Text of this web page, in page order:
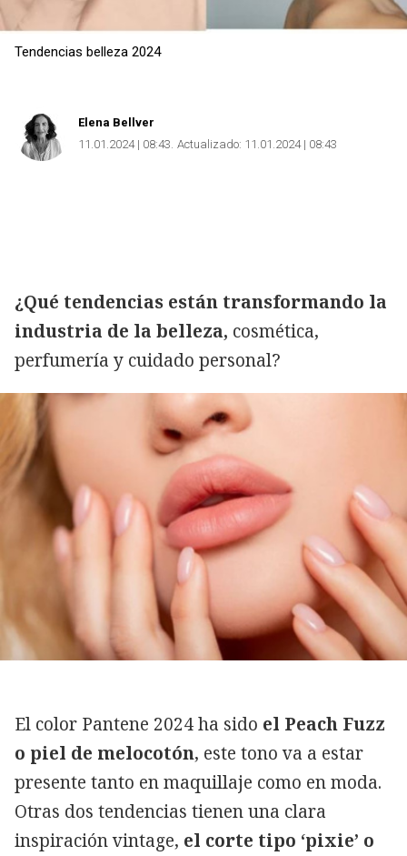
Copiar
Tendencias belleza 2024
Elena Bellver
11.01.2024 | 08:43 Actualizado: 11.01.2024 | 08:43
¿Qué tendencias están transformando la
industria de la belleza, cosmética,
perfumería y cuidado personal?
El color Pantene 2024 ha sido el Peach Fuzz
o piel de melocotón, este tono va a estar
presente tanto en maquillaje como en moda.
Otras dos tendencias tienen una clara
inspiración vintage, el corte tipo ‘pixie’ o